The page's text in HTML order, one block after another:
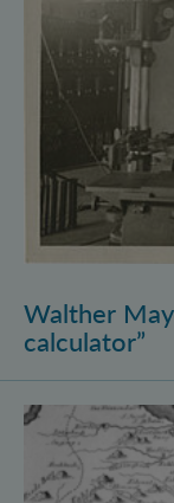
Walther
calculator”